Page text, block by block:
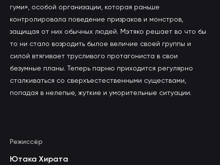
гуми», особой организации, которая раньше
контролировала поведение призраков и монстров,
защищая от них обычных людей. Мэтяко решает во что бы
то ни стало возродить былое величие своей группы и
силой втягивает трусливого протагониста в свои
безумные планы. Теперь парню приходится регулярно
сталкиваться со сверхъестественными существами,
попадая в нелепые, жуткие и уморительные ситуации.
Режиссёр
Ютака Хирата